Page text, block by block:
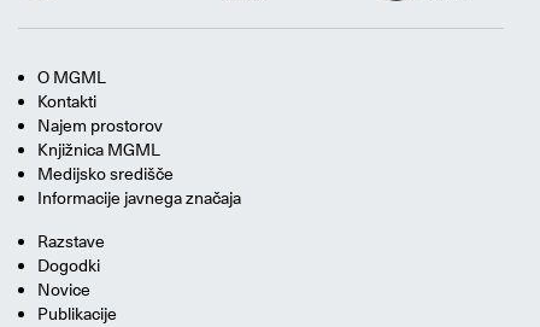
O MGML
Kontakti
Najem prostorov
Knjižnica MGML
Medijsko središče
Informacije javnega značaja
Razstave
Dogodki
Novice
Publikacije